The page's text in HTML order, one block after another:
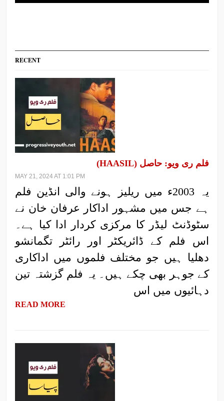
RECENT
فلم ری ویو: حاصل (HAASIL)
MAY 21, 2024 AT 1:01 PM
یہ 2003ء میں ریلیز ہونے والی انڈین فلم
ہے جس میں مشہور اداکار عرفان خان نے
سٹوڈنٹ لیڈر کا مرکزی کردار ادا کیا ہے۔
اس فلم کے ڈائریکٹر اور رائٹر تگمانشو
دھلیا ہیں جو مختلف فلموں میں اداکاری
کے جوہر بھی چکے ہیں۔ یہ فلم گزشتہ تین
دہائیوں میں اس
READ MORE